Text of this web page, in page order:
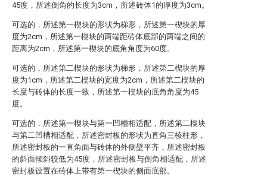
45度，所述倒角的长度为3cm，所述砖体1的厚度为3cm。
可选的，所述第一楔块的形状为梯形，所述第一楔块的厚
度为2cm，所述第一楔块的两端距砖体底部的两端之间的
距离为2cm，所述第一楔块的底角角度为60度。
可选的，所述第二楔块的形状为梯形，所述第二楔块的厚
度为1cm，所述第二楔块的宽度为2cm，所述第二楔块的
长度与砖体的长度一致，所述第一楔块的底角角度为45
度。
可选的，所述第一楔块与第一凹槽相适配，所述第二楔块
与第二凹槽相适配，所述密封板的形状为直角三棱柱形，
所述密封板的一直角面与砖体的外侧壁平齐，所述密封板
的斜面倾斜较低为45度，所述密封板与倒角相适配，所述
密封板设置在砖体上带有第一楔块的侧面底部。